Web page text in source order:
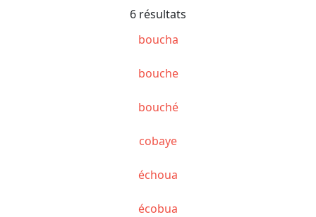
6 résultats
boucha
bouche
bouché
cobaye
échoua
écobua